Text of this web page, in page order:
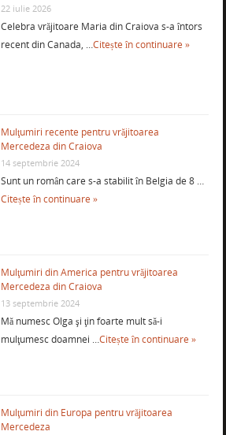
22 iulie 2026
Celebra vrăjitoare Maria din Craiova s-a întors
recent din Canada, …Citește în continuare »
Mulţumiri recente pentru vrăjitoarea
Mercedeza din Craiova
14 septembrie 2024
Sunt un român care s-a stabilit în Belgia de 8 …
Citește în continuare »
Mulţumiri din America pentru vrăjitoarea
Mercedeza din Craiova
13 septembrie 2024
Mă numesc Olga şi ţin foarte mult să-i
mulţumesc doamnei …Citește în continuare »
Mulţumiri din Europa pentru vrăjitoarea
Mercedeza